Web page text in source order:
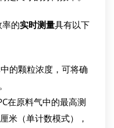
的实时测量具有以下
的颗粒浓度，可将确
在原料气中的最高测
米（单计数模式），